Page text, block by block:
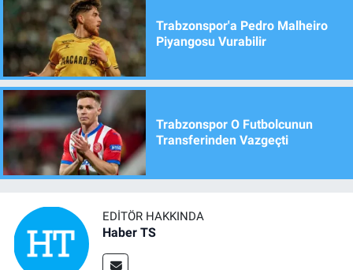
Trabzonspor'a Pedro Malheiro
Piyangosu Vurabilir
Trabzonspor O Futbolcunun
Transferinden Vazgeçti
EDITÖR HAKKINDA
Haber TS